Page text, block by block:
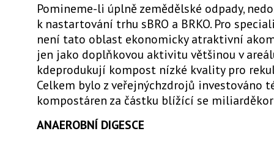
Pomineme-li úplně zemědělské odpady,
k nastartování trhu sBRO a BRKO. Pro
není tato oblast ekonomicky atraktivní
jen jako doplňkovou aktivitu většinou v
kdeprodukují kompost nízké kvality pro
Celkem bylo z veřejnýchzdrojů investováno
kompostáren za částku blížící se
ANAEROBNÍ DIGESCE